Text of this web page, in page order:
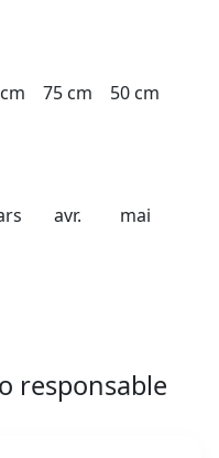
75 cm
avr.
50 cm
mai
responsable